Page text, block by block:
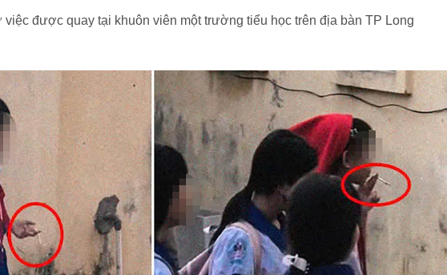
được quay tại khuôn viên một trường tiểu học trên địa bàn TP Long